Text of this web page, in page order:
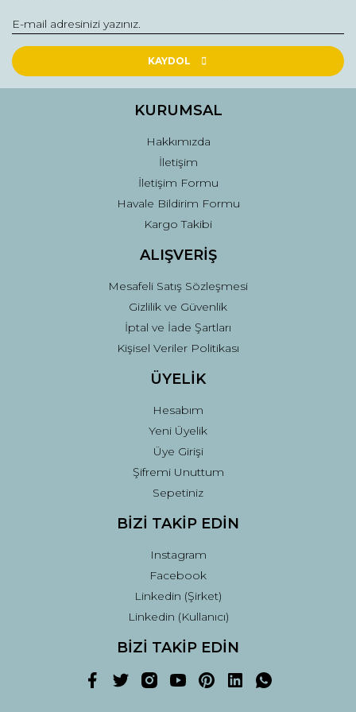
Ürün resmi kalitesiz, bozuk veya görüntülenemiyor.
Ürün açıklamasında eksik bilgiler bulunuyor.
Ürün fiyatı diğer sitelerden daha pahalı.
Gönder
KAYDOL
KURUMSAL
Hakkımızda
İletişim
İletişim Formu
Havale Bildirim Formu
Kargo Takibi
ALIŞVERİŞ
Mesafeli Satış Sözleşmesi
Gizlilik ve Güvenlik
İptal ve İade Şartları
Kişisel Veriler Politikası
ÜYELİK
Hesabım
Yeni Üyelik
Üye Girişi
Şifremi Unuttum
Sepetiniz
BİZİ TAKİP EDİN
Instagram
Facebook
Linkedin (Şirket)
Linkedin (Kullanıcı)
BİZİ TAKİP EDİN